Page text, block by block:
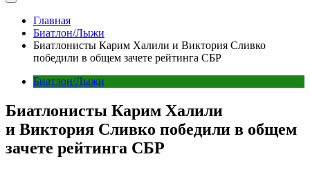
Главная
Биатлон/Лыжи
Биатлонисты Карим Халили и Виктория Сливко
победили в общем зачете рейтинга СБР
Биатлон/Лыжи
Биатлонисты Карим Халили
и Виктория Сливко победили в общем
зачете рейтинга СБР